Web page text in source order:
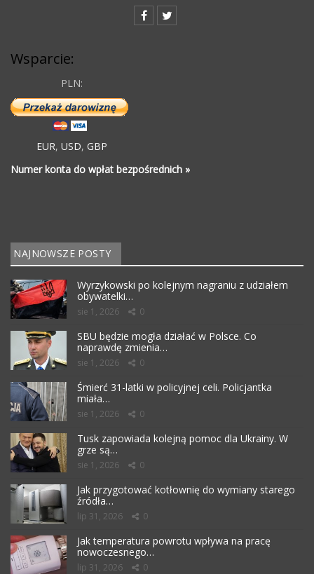
Wsparcie:
PLN:
EUR, USD, GBP
Numer konta do wpłat bezpośrednich »
NAJNOWSZE POSTY
Wyrzykowski po kolejnym nagraniu z udziałem
obywatelki…
sie 1, 2026 0
SBU będzie mogła działać w Polsce. Co
naprawdę zmienia…
sie 1, 2026 0
Śmierć 31-latki w policyjnej celi. Policjantka
miała…
sie 1, 2026 0
Tusk zapowiada kolejną pomoc dla Ukrainy. W
grze są…
sie 1, 2026 0
Jak przygotować kotłownię do wymiany starego
źródła…
lip 31, 2026 0
Jak temperatura powrotu wpływa na pracę
nowoczesnego…
lip 31, 2026 0